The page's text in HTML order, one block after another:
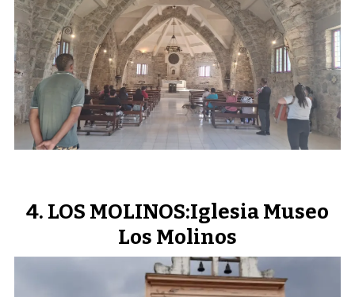
LOS MOLINOS:Iglesia Museo
Los Molinos